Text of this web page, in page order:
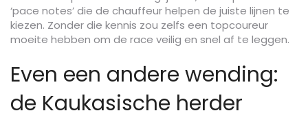
‘pace notes’ die de chauffeur helpen de juiste lijnen te
kiezen. Zonder die kennis zou zelfs een topcoureur
moeite hebben om de race veilig en snel af te leggen.
Even een andere wending:
de Kaukasische herder